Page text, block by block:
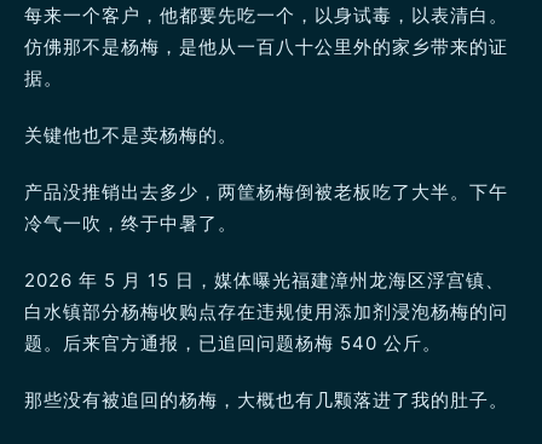
每来一个客户，他都要先吃一个，以身试毒，以表清白。
仿佛那不是杨梅，是他从一百八十公里外的家乡带来的证
据。
关键他也不是卖杨梅的。
产品没推销出去多少，两筐杨梅倒被老板吃了大半。下午
冷气一吹，终于中暑了。
2026 年 5 月 15 日，媒体曝光福建漳州龙海区浮宫镇、
白水镇部分杨梅收购点存在违规使用添加剂浸泡杨梅的问
题。后来官方通报，已追回问题杨梅 540 公斤。
那些没有被追回的杨梅，大概也有几颗落进了我的肚子。